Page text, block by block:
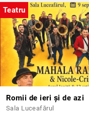
Răzvan Oprea
Brat Costume: Sonia
Flory Niculae
Teatru
Romii de ieri și de azi
Sala Luceafărul